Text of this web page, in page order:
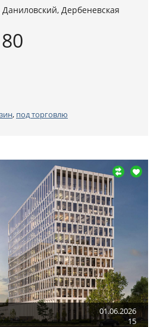
Даниловский, Дербеневская
, под торговлю
01.06.2026
15